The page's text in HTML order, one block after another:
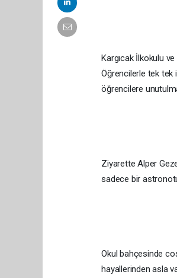
Kargıcak İlkokulu
Öğrencilerle tek tek
öğrencilere
Ziyarette Alper
sadece bir
Okul bahçesinde
hayallerinden asla